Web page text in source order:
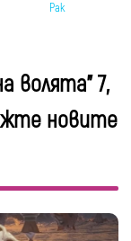
Рак
волята" 7,
новите